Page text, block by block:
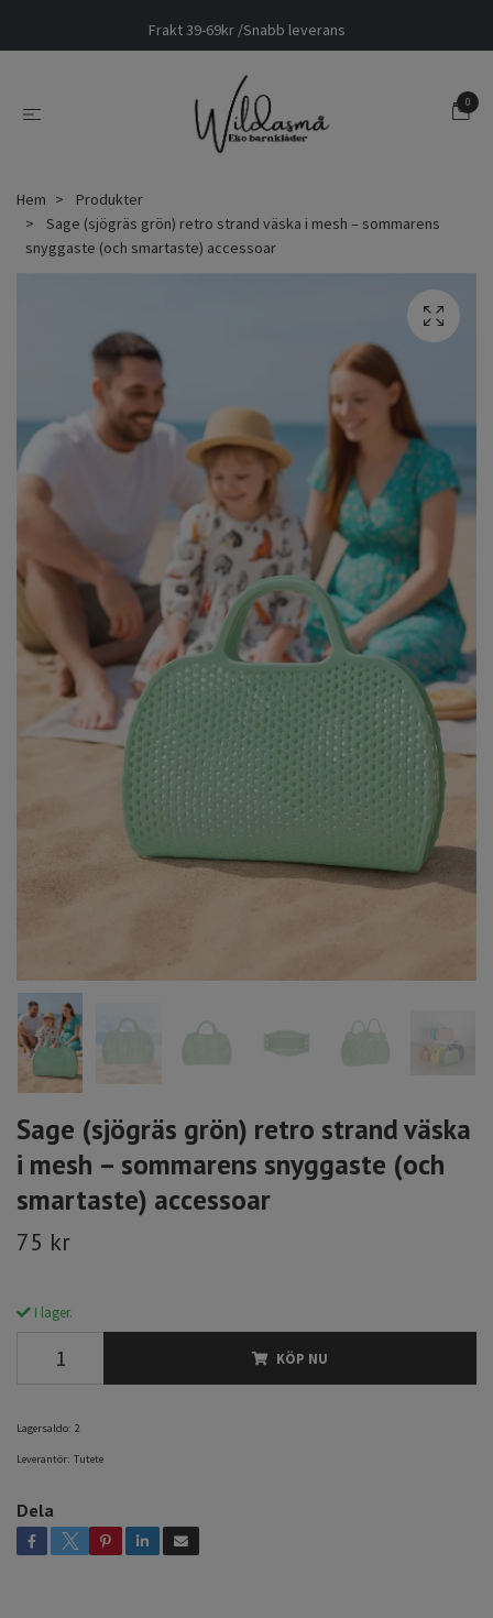
Frakt 39-69kr /Snabb leverans
0
Hem
Produkter
Sage (sjögräs grön) retro strand väska i mesh – sommarens
snyggaste (och smartaste) accessoar
Sage (sjögräs grön) retro strand väska
i mesh – sommarens snyggaste (och
smartaste) accessoar
75 kr
I lager.
KÖP NU
Lagersaldo: 2
Leverantör: Tutete
Dela